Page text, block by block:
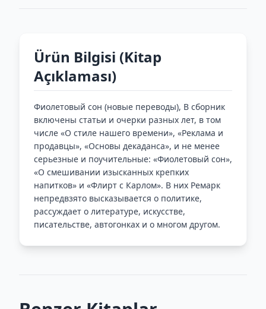
Ürün Bilgisi (Kitap
Açıklaması)
Фиолетовый сон (новые переводы), В сборник
включены статьи и очерки разных лет, в том
числе «О стиле нашего времени», «Реклама и
продавцы», «Основы декаданса», и не менее
серьезные и поучительные: «Фиолетовый сон»,
«О смешивании изысканных крепких
напитков» и «Флирт с Карлом». В них Ремарк
непредвзято высказывается о политике,
рассуждает о литературе, искусстве,
писательстве, автогонках и о многом другом.